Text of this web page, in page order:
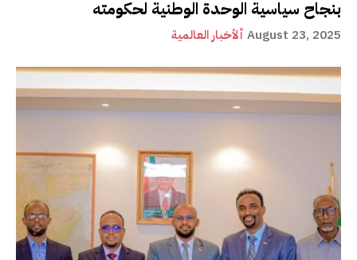
بنجاح سياسية الوحدة الوطنية لحكومته
ألأخبار العالمية August 23, 2025